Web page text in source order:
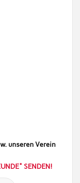
unseren Verein
SENDEN!